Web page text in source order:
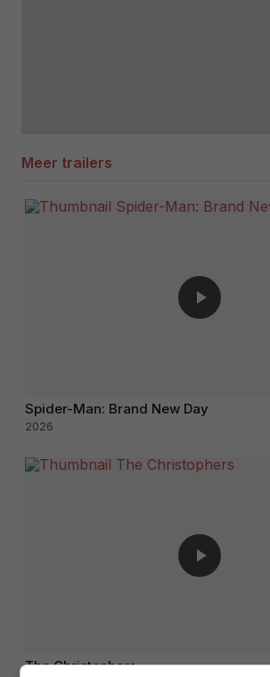
Meer trailers
Spider-Man: Brand New Day
2026
The Christophers